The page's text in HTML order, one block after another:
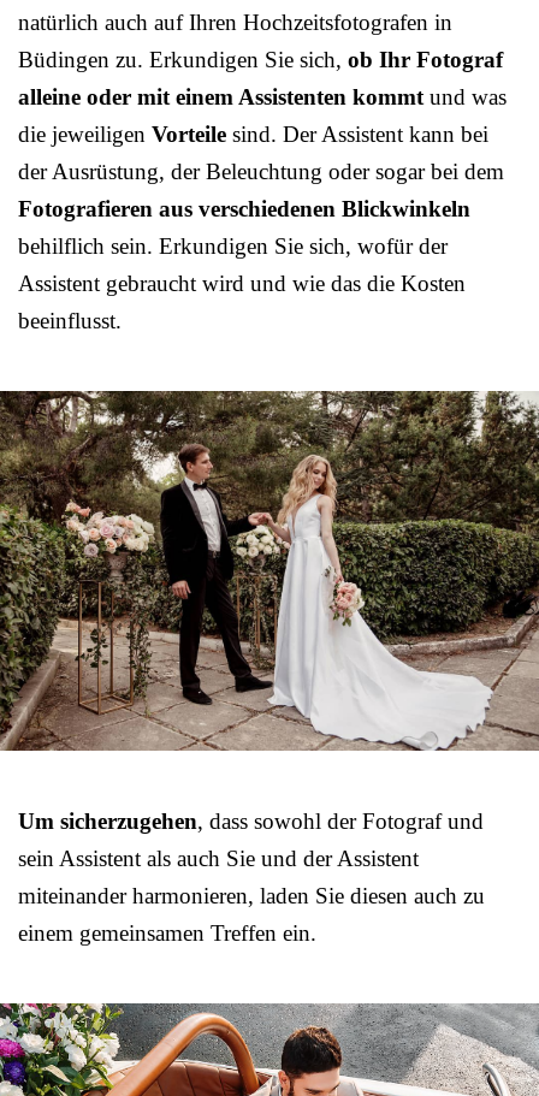
natürlich auch auf Ihren Hochzeitsfotografen in
Büdingen zu. Erkundigen Sie sich, ob Ihr Fotograf
alleine oder mit einem Assistenten kommt und was
die jeweiligen Vorteile sind. Der Assistent kann bei
der Ausrüstung, der Beleuchtung oder sogar bei dem
Fotografieren aus verschiedenen Blickwinkeln
behilflich sein. Erkundigen Sie sich, wofür der
Assistent gebraucht wird und wie das die Kosten
beeinflusst.
Um sicherzugehen, dass sowohl der Fotograf und
sein Assistent als auch Sie und der Assistent
miteinander harmonieren, laden Sie diesen auch zu
einem gemeinsamen Treffen ein.